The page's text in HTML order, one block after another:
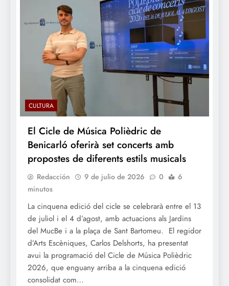
CULTURA
El Cicle de Música Polièdric de
Benicarló oferirà set concerts amb
propostes de diferents estils musicals
Redacción 9 de julio de 2026 0
6
minutos
La cinquena edició del cicle se celebrarà entre el 13
de juliol i el 4 d’agost, amb actuacions als Jardins
del MucBe i a la plaça de Sant Bartomeu. El regidor
d’Arts Escèniques, Carlos Delshorts, ha presentat
avui la programació del Cicle de Música Polièdric
2026, que enguany arriba a la cinquena edició
consolidat com…